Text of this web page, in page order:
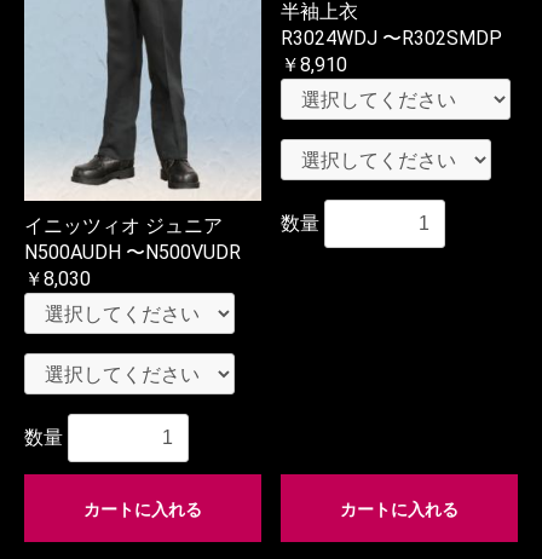
イニッツィオ ジュニア
N500AUDH 〜N500VUDR
￥8,030
数量
カートに入れる
半袖上衣
R3024WDJ 〜R302SMDP
￥8,910
数量
カートに入れる